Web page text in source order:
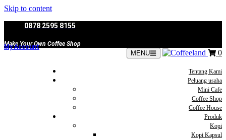
Skip to content
0878 2595 8155
Make Your Own Coffee Shop
My Account
MENU 0
Tentang Kami
Peluang usaha
Mini Cafe
Coffee Shop
Coffee House
Produk
Kopi
Kopi Kapsul